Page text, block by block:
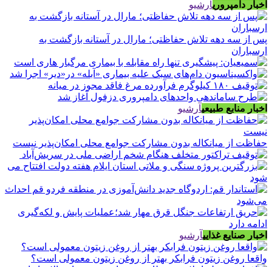
اخبار دامپروریآرشیو
پس از سه دهه تلاش حفاظتی؛ مارال در آستانه بازگشت به
ارسباران
اخبار منابع طبیعیآرشیو
حفاظت از میانکاله بدون مشارکت جوامع محلی امکان‌پذیر نیست
اخبار صنایع غذاییآرشیو
واقعا روغن زیتون فرابکر بهتر از روغن زیتون معمولی است؟